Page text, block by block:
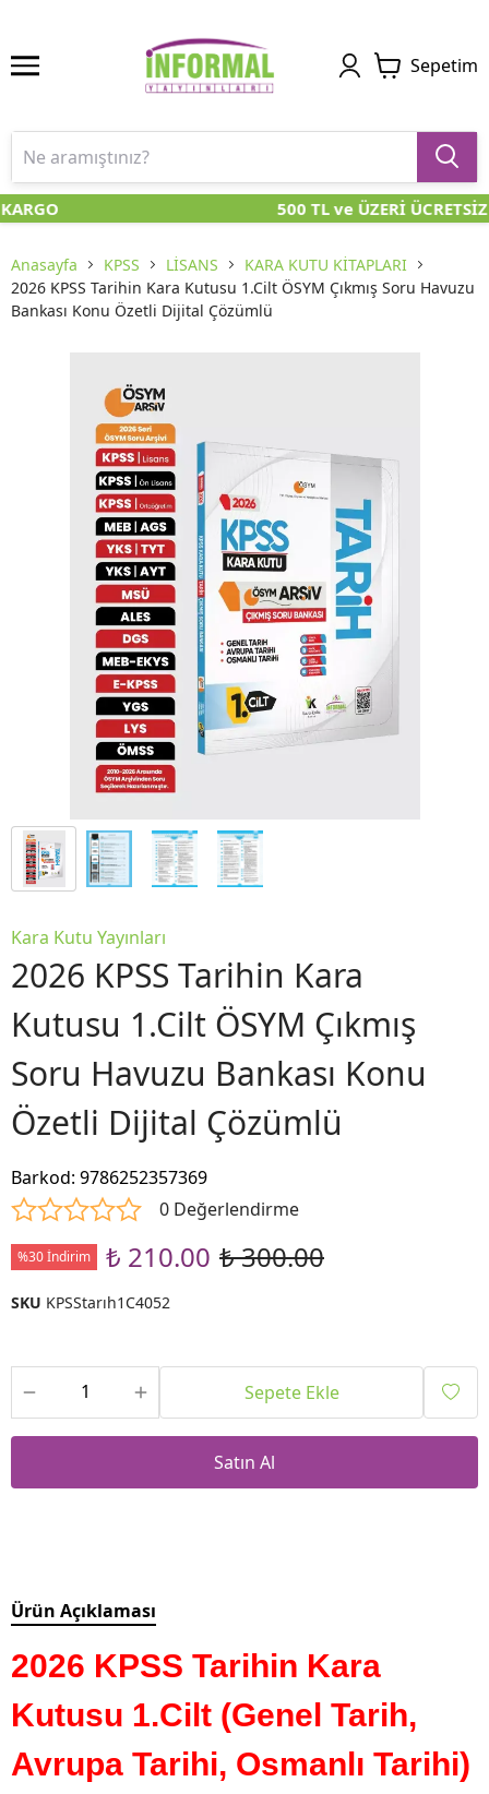
Sepetim
500 TL ve ÜZERİ ÜCRETSİZ
Anasayfa KPSS LİSANS
KARA KUTU KİTAPLARI
2026 KPSS Tarihin Kara Kutusu 1.Cilt ÖSYM Çıkmış Soru Havuzu
Bankası Konu Özetli Dijital Çözümlü
Kara Kutu Yayınları
2026 KPSS Tarihin Kara
Kutusu 1.Cilt ÖSYM Çıkmış
Soru Havuzu Bankası Konu
Özetli Dijital Çözümlü
Barkod: 9786252357369
0 Değerlendirme
%30 İndirim ₺ 210.00 ₺ 300.00
SKU KPSStarıh1C4052
Sepete Ekle
Satın Al
Ürün Açıklaması
2026 KPSS Tarihin Kara
Kutusu 1.Cilt (Genel Tarih,
Avrupa Tarihi, Osmanlı Tarihi)